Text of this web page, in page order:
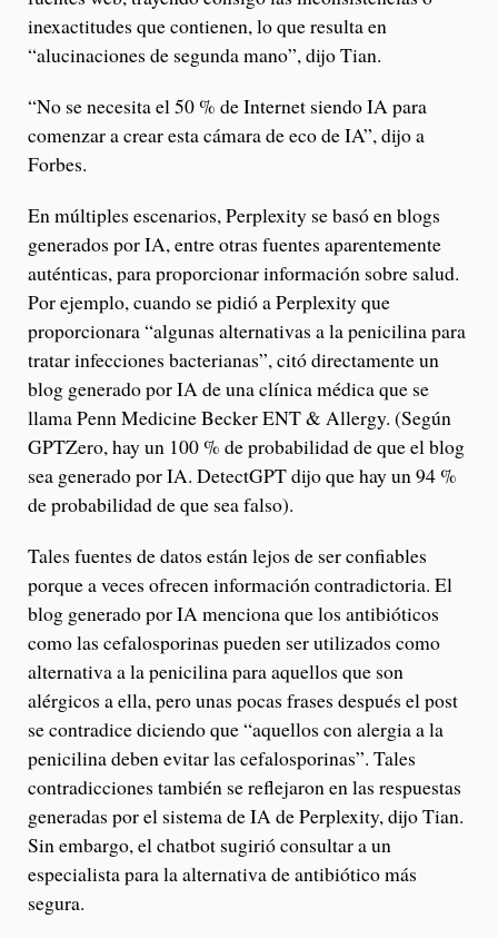
inexactitudes que contienen, lo que resulta en
“alucinaciones de segunda mano”, dijo Tian.
“No se necesita el 50 % de Internet siendo IA para
comenzar a crear esta cámara de eco de IA”, dijo a
Forbes.
En múltiples escenarios, Perplexity se basó en blogs
generados por IA, entre otras fuentes aparentemente
auténticas, para proporcionar información sobre salud.
Por ejemplo, cuando se pidió a Perplexity que
proporcionara “algunas alternativas a la penicilina para
tratar infecciones bacterianas”, citó directamente un
blog generado por IA de una clínica médica que se
llama Penn Medicine Becker ENT & Allergy. (Según
GPTZero, hay un 100 % de probabilidad de que el blog
sea generado por IA. DetectGPT dijo que hay un 94 %
de probabilidad de que sea falso).
Tales fuentes de datos están lejos de ser confiables
porque a veces ofrecen información contradictoria. El
blog generado por IA menciona que los antibióticos
como las cefalosporinas pueden ser utilizados como
alternativa a la penicilina para aquellos que son
alérgicos a ella, pero unas pocas frases después el post
se contradice diciendo que “aquellos con alergia a la
penicilina deben evitar las cefalosporinas”. Tales
contradicciones también se reflejaron en las respuestas
generadas por el sistema de IA de Perplexity, dijo Tian.
Sin embargo, el chatbot sugirió consultar a un
especialista para la alternativa de antibiótico más
segura.